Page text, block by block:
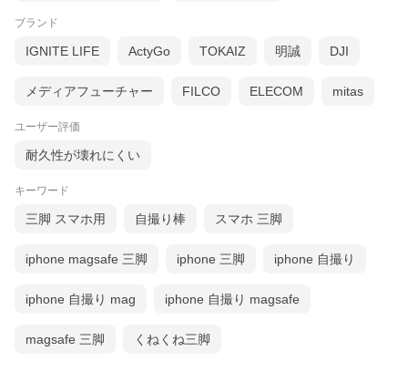
ブランド
IGNITE LIFE ActyGo TOKAIZ 明誠 DJI
メディアフューチャー FILCO ELECOM mitas
ユーザー評価
耐久性が壊れにくい
キーワード
三脚 スマホ用 自撮り棒 スマホ 三脚
iphone magsafe 三脚 iphone 三脚 iphone 自撮り
iphone 自撮り mag iphone 自撮り magsafe
magsafe 三脚 くねくね三脚